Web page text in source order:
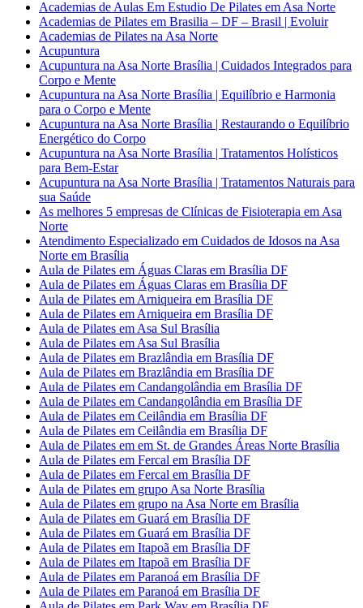
Academias de Aulas Em Estudio De Pilates em Asa Norte
Academias de Pilates em Brasilia – DF – Brasil | Evoluir
Academias de Pilates na Asa Norte
Acupuntura
Acupuntura na Asa Norte Brasília | Cuidados Integrados para
Corpo e Mente
Acupuntura na Asa Norte Brasília | Equilíbrio e Harmonia
para o Corpo e Mente
Acupuntura na Asa Norte Brasília | Restaurando o Equilíbrio
Energético do Corpo
Acupuntura na Asa Norte Brasília | Tratamentos Holísticos
para Bem-Estar
Acupuntura na Asa Norte Brasília | Tratamentos Naturais para
sua Saúde
As melhores 5 empresas de Clínicas de Fisioterapia em Asa
Norte
Atendimento Especializado em Cuidados de Idosos na Asa
Norte em Brasília
Aula de Pilates em Águas Claras em Brasília DF
Aula de Pilates em Águas Claras em Brasília DF
Aula de Pilates em Arniqueira em Brasília DF
Aula de Pilates em Arniqueira em Brasília DF
Aula de Pilates em Asa Sul Brasília
Aula de Pilates em Asa Sul Brasília
Aula de Pilates em Brazlândia em Brasília DF
Aula de Pilates em Brazlândia em Brasília DF
Aula de Pilates em Candangolândia em Brasília DF
Aula de Pilates em Candangolândia em Brasília DF
Aula de Pilates em Ceilândia em Brasília DF
Aula de Pilates em Ceilândia em Brasília DF
Aula de Pilates em em St. de Grandes Áreas Norte Brasília
Aula de Pilates em Fercal em Brasília DF
Aula de Pilates em Fercal em Brasília DF
Aula de Pilates em grupo Asa Norte Brasília
Aula de Pilates em grupo na Asa Norte em Brasília
Aula de Pilates em Guará em Brasília DF
Aula de Pilates em Guará em Brasília DF
Aula de Pilates em Itapoã em Brasília DF
Aula de Pilates em Itapoã em Brasília DF
Aula de Pilates em Paranoá em Brasília DF
Aula de Pilates em Paranoá em Brasília DF